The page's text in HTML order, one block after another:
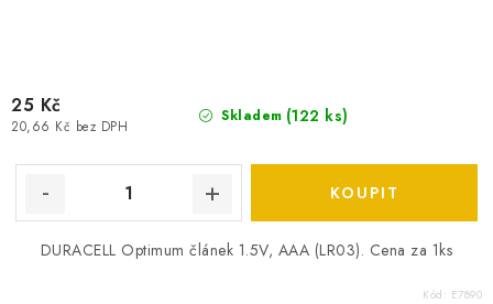
Skladem (122 ks)
20,66 Kč bez DPH
25 Kč
DURACELL Optimum článek 1.5V, AAA (LR03). Cena za 1ks
Kód: E7890